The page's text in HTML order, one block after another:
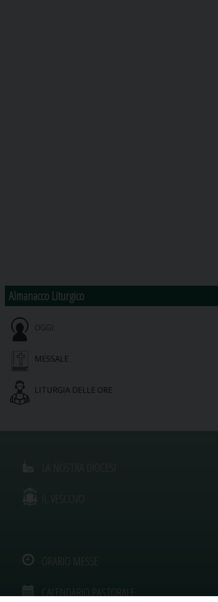
Almanacco Liturgico
OGGI:
MESSALE
LITURGIA DELLE ORE
IL VESCOVO
ORARIO MESSE
CALENDARIO PASTORALE